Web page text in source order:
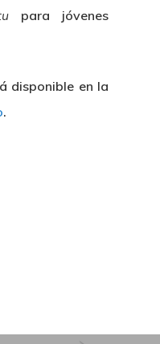
para jóvenes
disponible en la
.